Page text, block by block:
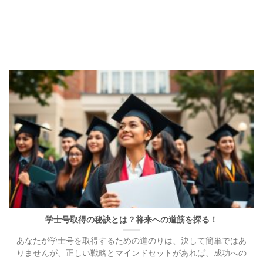
学士号取得の秘訣とは？将来への道筋を探る！
あなたが学士号を取得するための道のりは、決して簡単ではあ
りませんが、正しい戦略とマインドセットがあれば、成功への